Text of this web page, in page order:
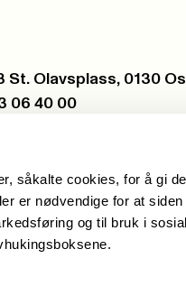
såkalte cookies, for å gi
er nødvendige for at
og til bruk i
St. Olavsplass, 0130
06 40 00